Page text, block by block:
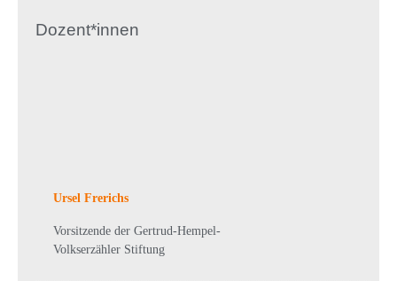
Dozent*innen
Ursel Frerichs
Vorsitzende der Gertrud-Hempel-
Volkserzähler Stiftung